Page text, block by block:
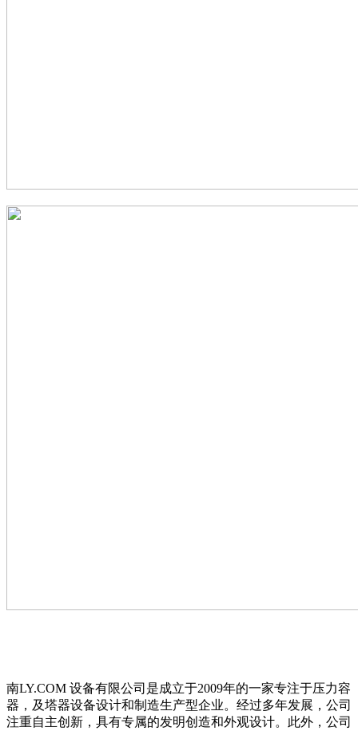
南LY.COM 设备有限公司是成立于2009年的一家专注于压力容
器，及塔器设备设计和制造生产型企业。经过多年发展，公司
注重自主创新，具有专属的发明创造和外观设计。此外，公司